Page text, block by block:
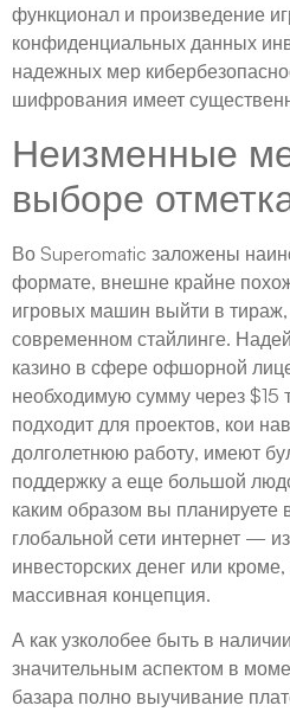
функционал и произведение
конфиденциальных данных
надежных мер
шифрования имеет
Неизменные
выборе
Во Superomatic заложены
формате, внешне крайне
игровых машин выйти в
современном стайлинге.
казино в сфере офшорной
необходимую сумму через $15
подходит для проектов, кои
долголетнюю работу, имеют
поддержку а еще большой
каким образом вы планируете
глобальной сети интернет —
инвесторских денег или
массивная концепция.
А как узколобее быть в
значительным аспектом в
базара полно выучивание